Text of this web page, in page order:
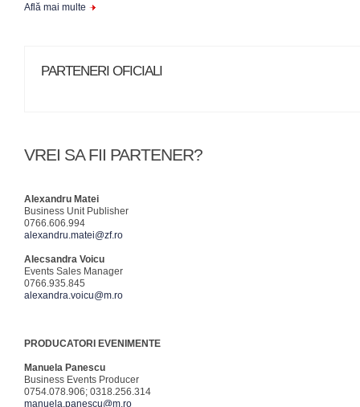
Află mai multe
PARTENERI OFICIALI
VREI SA FII PARTENER?
Alexandru Matei
Business Unit Publisher
0766.606.994
alexandru.matei@zf.ro
Alecsandra Voicu
Events Sales Manager
0766.935.845
alexandra.voicu@m.ro
PRODUCATORI EVENIMENTE
Manuela Panescu
Business Events Producer
0754.078.906; 0318.256.314
manuela.panescu@m.ro